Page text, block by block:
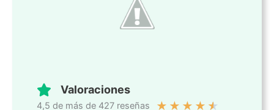
Valoraciones
4,5 de más de 427 reseñas ★ ★ ★ ★ ★